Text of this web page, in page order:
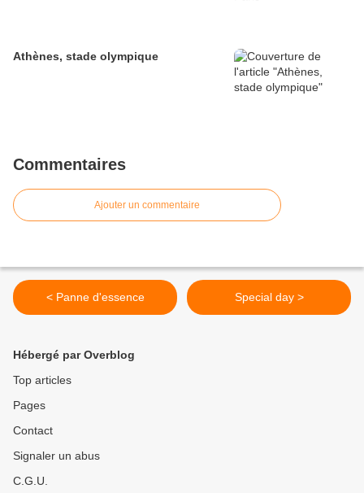
Athènes, stade olympique
Commentaires
Ajouter un commentaire
< Panne d'essence Special day >
Hébergé par Overblog
Top articles
Pages
Contact
Signaler un abus
C.G.U.